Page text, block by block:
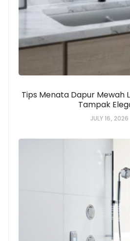
Tips Menata Dapur Mewah
Tampak
JULY 16, 2026